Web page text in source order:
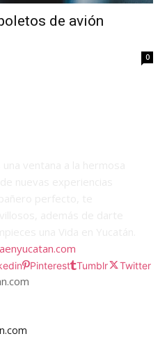
de avión
0
Pinterest Tumblr Twitter